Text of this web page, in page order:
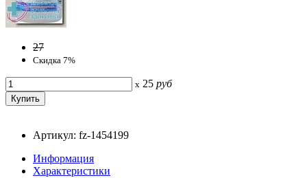
27
Скидка 7%
x 25 руб
Артикул: fz-1454199
Информация
Характеристики